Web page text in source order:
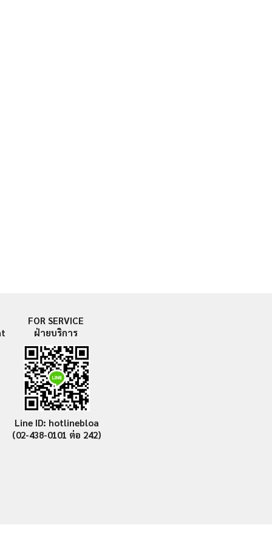
FOR SERVICE
ฝ่ายบริการ
Line ID: hotlinebloa
(02-438-0101 ต่อ 242)